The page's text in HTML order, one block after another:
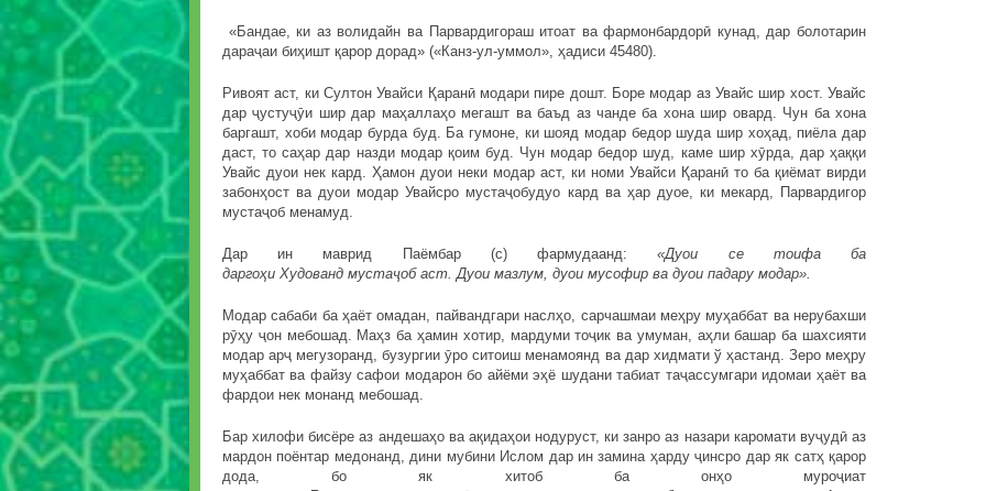
«Бандае, ки аз волидайн ва Парвардигораш итоат ва фармонбардорӣ кунад, дар болотарин
дараҷаи биҳишт қарор дорад» («Канз-ул-уммол», ҳадиси 45480).
Ривоят аст, ки Султон Увайси Қаранӣ модари пире дошт. Боре модар аз Увайс шир хост. Увайс
дар ҷустуҷӯи шир дар маҳаллаҳо мегашт ва баъд аз чанде ба хона шир овард. Чун ба хона
баргашт, хоби модар бурда буд. Ба гумоне, ки шояд модар бедор шуда шир хоҳад, пиёла дар
даст, то саҳар дар назди модар қоим буд. Чун модар бедор шуд, каме шир хӯрда, дар ҳаққи
Увайс дуои нек кард. Ҳамон дуои неки модар аст, ки номи Увайси Қаранӣ то ба қиёмат вирди
забонҳост ва дуои модар Увайсро мустаҷобудуо кард ва ҳар дуое, ки мекард, Парвардигор
мустаҷоб менамуд.
Дар ин маврид Паёмбар (с) фармудаанд:«Дуои се тоифа ба
даргоҳи Худованд мустаҷоб аст.Дуои мазлум, дуои мусофир ва дуои падару модар».
Модар сабаби ба ҳаёт омадан, пайвандгари наслҳо, сарчашмаи меҳру муҳаббат ва нерубахши
рӯҳу ҷон мебошад. Маҳз ба ҳамин хотир, мардуми тоҷик ва умуман, аҳли башар ба шахсияти
модар арҷ мегузоранд, бузургии ӯро ситоиш менамоянд ва дар хидмати ў ҳастанд. Зеро меҳру
муҳаббат ва файзу сафои модарон бо айёми эҳё шудани табиат таҷассумгари идомаи ҳаёт ва
фардои нек монанд мебошад.
Бар хилофи бисёре аз андешаҳо ва ақидаҳои нодуруст, ки занро аз назари каромати вуҷудӣ аз
мардон поёнтар медонанд, дини мубини Ислом дар ин замина ҳарду ҷинсро дар як сатҳ қарор
дода, бо як хитоб ба онҳо муроҷиат